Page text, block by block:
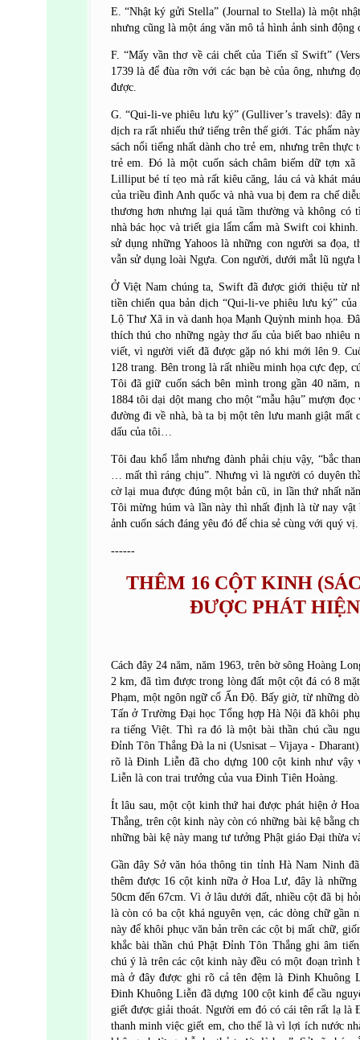
E. “Nhật ký gửi Stella” (Journal to Stella) là một
nhưng cũng là một áng văn mô tả hình ảnh sinh
F. “Mấy vần thơ về cái chết của Tiến sĩ Swift”
1739 là để đùa rỡn với các bạn bè của ông, nhưng
được.
G. “Qui-li-ve phiêu lưu ký” (Gulliver’s travels): đây
dịch ra rất nhiếu thứ tiếng trên thế giới. Tác phẩm
sách nổi tiếng nhất dành cho trẻ em, nhưng trên thực
trẻ em. Đó là một cuốn sách châm biếm dữ tợn
Lilliput bé tí tẹo mà rất kiêu căng, láu cá và khát
của triều đình Anh quốc và nhà vua bị đem ra chế
thương hơn nhưng lại quá tầm thường và không có
nhà bác học và triết gia lẩm cẩm mà Swift coi
sử dụng những Yahoos là những con người sa đọa,
vẫn sử dụng loài Ngựa. Con người, dưới mắt lũ ngựa
Ở Việt Nam chúng ta, Swift đã được giới thiệu từ
tiền chiến qua bản dịch “Qui-li-ve phiêu lưu ký”
Lộ Thư Xã in và danh họa Mạnh Quỳnh minh họa.
thích thú cho những ngày thơ ấu của biết bao nhiêu
viết, vì người viết đã được gặp nó khi mới lên 9.
128 trang. Bên trong là rất nhiều minh họa cực đẹp,
Tôi đã giữ cuốn sách bên mình trong gần 40 năm,
1884 tôi dại dột mang cho một “mẫu hậu” mượn
đường đi về nhà, bà ta bị một tên lưu manh giật
dấu của tôi…
Tôi đau khổ lắm nhưng đành phải chịu vậy, “bắc
… mất thì ráng chịu”. Nhưng vì là người có duyên
cờ lại mua được đúng một bản cũ, in lần thứ nhất
Tôi mừng húm và lần này thì nhất định là từ nay
ảnh cuốn sách đáng yêu đó để chia sẻ cùng với quý vị.
------
THÊM 16 CỘT KINH
ĐƯỢC PHÁT
Cách đây 24 năm, năm 1963, trên bờ sông Hoàng
2 km, đã tìm được trong lòng đất một cột đá có 8
Phạm, một ngôn ngữ cổ Ấn Độ. Bấy giờ, từ những
Tấn ở Trường Đại học Tổng hợp Hà Nội đã khôi
ra tiếng Việt. Thì ra đó là một bài thần chú cầu
Đỉnh Tôn Thắng Đà la ni (Usnisat – Vijaya -
rõ là Đinh Liễn đã cho dựng 100 cột kinh như vậy
Liễn là con trai trưởng của vua Đinh Tiên Hoàng.
Ít lâu sau, một cột kinh thứ hai được phát hiện ở
Thắng, trên cột kinh này còn có những bài kệ bằng
những bài kệ này mang tư tưởng Phật giáo Đại thừa
Gần đây Sở văn hóa thông tin tỉnh Hà Nam Ninh
thêm được 16 cột kinh nữa ở Hoa Lư, đây là
50cm đến 67cm. Vì ở lâu dưới đất, nhiều cột đã bị
là còn có ba cột khá nguyên vẹn, các dòng chữ gần
này để khôi phục văn bản trên các cột bị mất chữ,
khắc bài thần chú Phật Đỉnh Tôn Thắng ghi âm
chú ý là trên các cột kinh này đều có một đoạn
mà ở đây được ghi rõ cả tên đệm là Đinh Khuông
Đinh Khuông Liễn đã dựng 100 cột kinh để cầu
giết được giải thoát. Người em đó có cái tên rất lạ
thanh minh việc giết em, cho thế là vì lợi ích nước